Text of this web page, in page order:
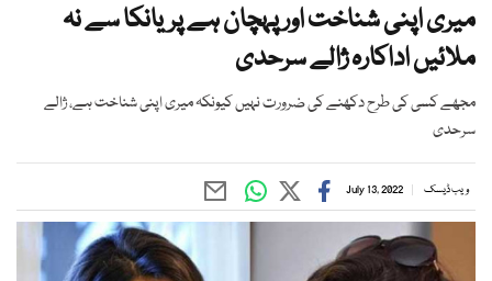
میری اپنی شناخت اور پہچان ہے پریانکا سے نہ
ملائیں اداکارہ ژالے سرحدی
مجھے کسی کی طرح دکھنے کی ضرورت نہیں کیونکہ میری اپنی شناخت ہے، ژالے
سرحدی
ویب ڈیسک July 13, 2022